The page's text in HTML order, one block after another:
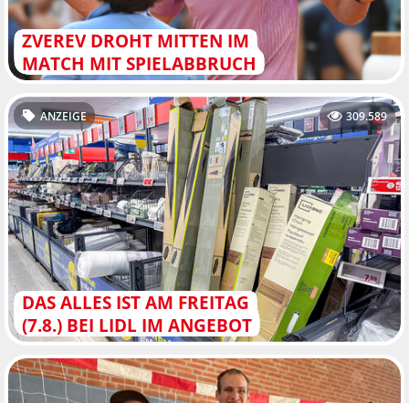
ZVEREV DROHT MITTEN IM
MATCH MIT SPIELABBRUCH
DAS ALLES IST AM FREITAG
(7.8.) BEI LIDL IM ANGEBOT
ANZEIGE 309.589